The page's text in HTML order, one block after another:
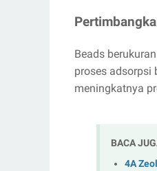
Beads
proses adsorpsi
meningkatnya
BACA
4A